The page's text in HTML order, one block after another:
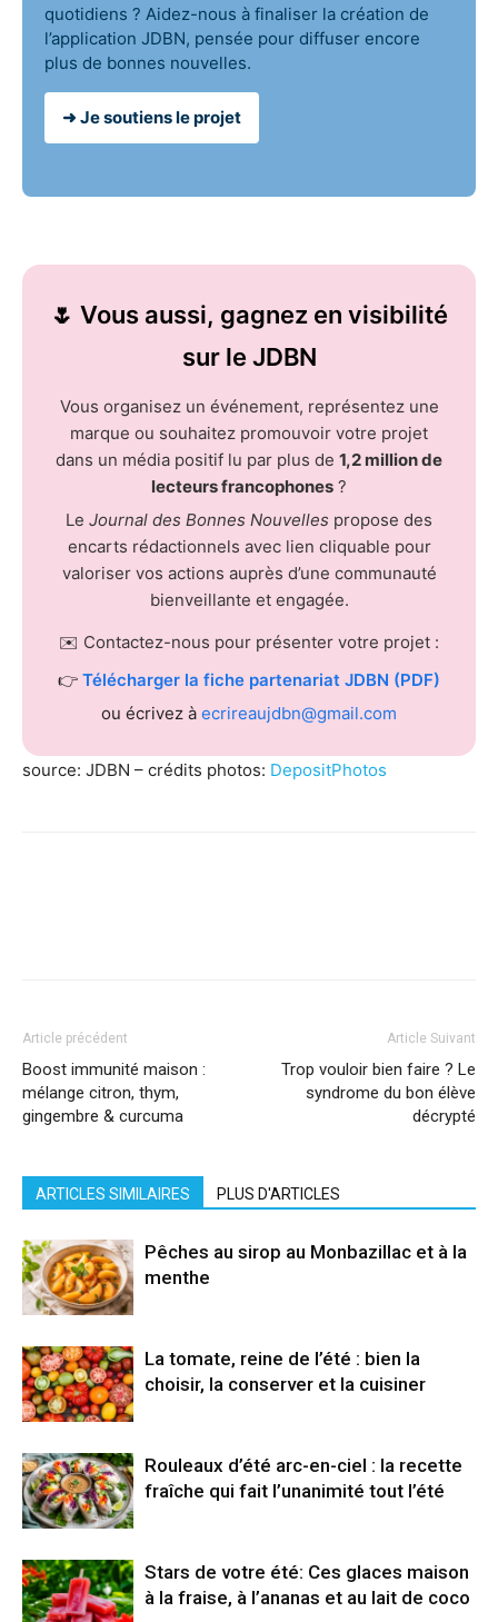
quotidiens ? Aidez-nous à finaliser la création de
l’application JDBN, pensée pour diffuser encore
plus de bonnes nouvelles.
➜ Je soutiens le projet
🌷 Vous aussi, gagnez en visibilité
sur le JDBN
Vous organisez un événement, représentez une
marque ou souhaitez promouvoir votre projet
dans un média positif lu par plus de 1,2 million de
lecteurs francophones ?
Le Journal des Bonnes Nouvelles propose des
encarts rédactionnels avec lien cliquable pour
valoriser vos actions auprès d’une communauté
bienveillante et engagée.
✉️ Contactez-nous pour présenter votre projet :
👉 Télécharger la fiche partenariat JDBN (PDF)
ou écrivez à ecrireaujdbn@gmail.com
source: JDBN – crédits photos: DepositPhotos
Article précédent
Boost immunité maison :
mélange citron, thym,
gingembre & curcuma
Article Suivant
Trop vouloir bien faire ? Le
syndrome du bon élève
décrypté
ARTICLES SIMILAIRES PLUS D'ARTICLES
Pêches au sirop au Monbazillac et à la
menthe
La tomate, reine de l’été : bien la
choisir, la conserver et la cuisiner
Rouleaux d’été arc-en-ciel : la recette
fraîche qui fait l’unanimité tout l’été
Stars de votre été: Ces glaces maison
à la fraise, à l’ananas et au lait de coco